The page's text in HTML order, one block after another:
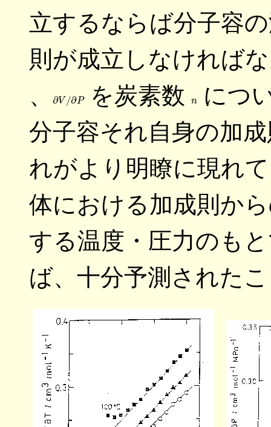
立するならば分子容
則が成立しなければ
、
∂ V/
∂P を炭素数 nにつ
分子容それ自身の加
れがより明瞭に現れ
体における加成則か
する温度・圧力のも
ば、十分予測された